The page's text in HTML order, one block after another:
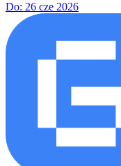
Do: 26 cze 2026